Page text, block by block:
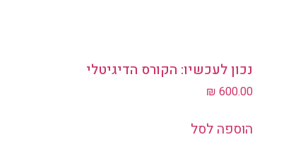
נכון לעכשיו: הקורס הדיגיטלי
₪ 600.00
הוספה לסל